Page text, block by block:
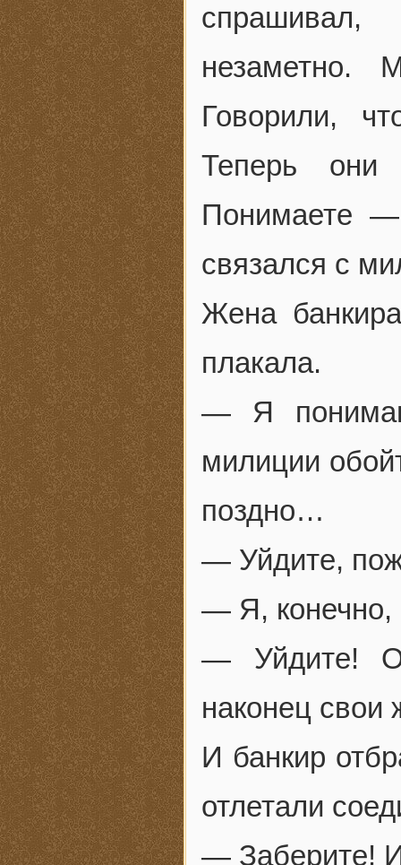
незаметно.
Говорили,
Теперь
Понимаете
связался с
Жена
плакала.
— Я
милиции
поздно…
— Уйдите,
— Я, конечно,
— Уйдите!
наконец свои
И банкир
отлетали
— Заберите!